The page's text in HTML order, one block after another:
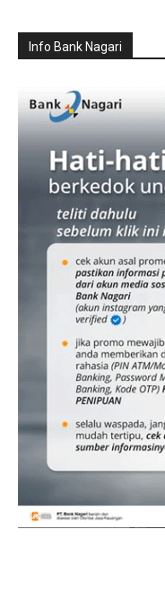
Info Bank Nagari